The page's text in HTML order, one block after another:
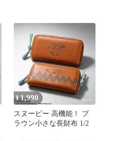
¥1,990
スヌーピー 高機能！ ブ
ラウン小さな長財布 1/2